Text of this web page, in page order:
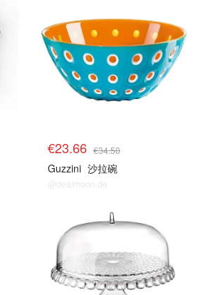
€23.66 €34.50
Guzzini 沙拉碗
@dealmoon.de